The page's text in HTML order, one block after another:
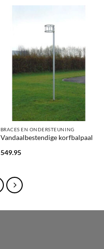
BRACES EN ONDERSTEUNING
Vandaalbestendige korfbalpaal
549.95